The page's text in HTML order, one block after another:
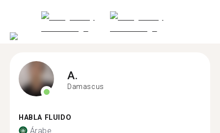
A.
Damascus
HABLA FLUIDO
Árabe